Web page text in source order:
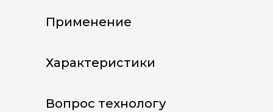
Применение
Характеристики
Вопрос технологу